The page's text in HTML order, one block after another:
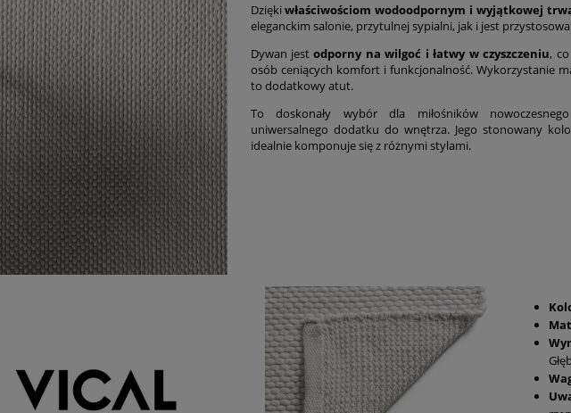
Dziękiwłaściwościom wodoodpornym i wyjątkowej
eleganckim salonie, przytulnej sypialni, jak i jest
Dywan jestodporny na wilgoć i łatwy w czyszczeniu,
osób ceniących komfort i funkcjonalność. Wykorzystanie
to dodatkowy atut.
To doskonały wybór dla miłośników
uniwersalnego dodatku do wnętrza. Jego stonowany
idealnie komponuje się z różnymi stylami.